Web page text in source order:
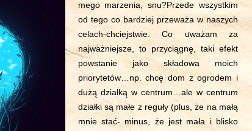
mego marzenia, snu?Przede wszystkim
od tego co bardziej przeważa w naszych
celach-chciejstwie. Co uważam za
najważniejsze, to przyciągnę, taki efekt
powstanie jako składowa moich
priorytetów…np. chcę dom z ogrodem i
dużą działką w centrum…ale w centrum
działki są małe z reguły (plus, że na małą
mnie stać- minus, że jest mała i blisko